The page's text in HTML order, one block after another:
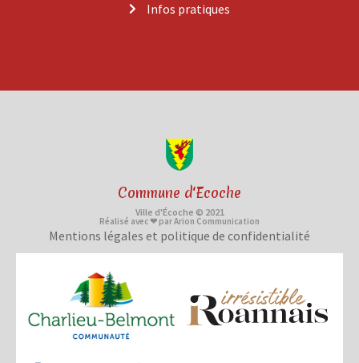
Infos pratiques
Commune d'Ecoche
Ville d'Écoche © 2021
Réalisé avec ❤ par Arion Communication
Mentions légales et politique de confidentialité